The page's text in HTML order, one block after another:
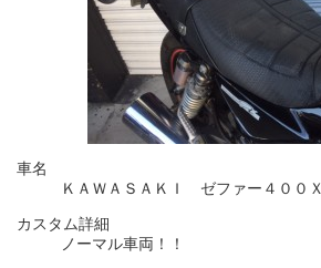
車名
ＫＡＷＡＳＡＫＩ ゼファー４００Ｘ
カスタム詳細
ノーマル車両！！